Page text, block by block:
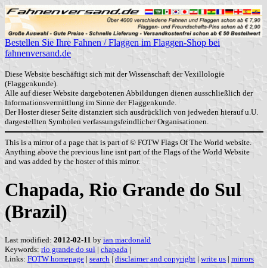
Bestellen Sie Ihre Fahnen / Flaggen im Flaggen-Shop bei
fahnenversand.de
Diese Website beschäftigt sich mit der Wissenschaft der Vexillologie
(Flaggenkunde).
Alle auf dieser Website dargebotenen Abbildungen dienen ausschließlich der
Informationsvermittlung im Sinne der Flaggenkunde.
Der Hoster dieser Seite distanziert sich ausdrücklich von jedweden hierauf u.U.
dargestellten Symbolen verfassungsfeindlicher Organisationen.
This is a mirror of a page that is part of © FOTW Flags Of The World website.
Anything above the previous line isnt part of the Flags of the World Website
and was added by the hoster of this mirror.
Chapada, Rio Grande do Sul
(Brazil)
Last modified: 2012-02-11 by ian macdonald
Keywords: rio grande do sul | chapada |
Links: FOTW homepage | search | disclaimer and copyright | write us | mirrors